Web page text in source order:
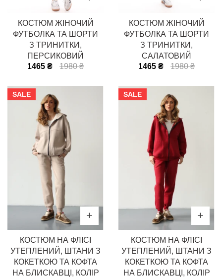
КОСТЮМ ЖІНОЧИЙ
ФУТБОЛКА ТА ШОРТИ
З ТРИНИТКИ,
ПЕРСИКОВИЙ
1465 ₴
1980 ₴
КОСТЮМ ЖІНОЧИЙ
ФУТБОЛКА ТА ШОРТИ
З ТРИНИТКИ,
САЛАТОВИЙ
1465 ₴
1980 ₴
SALE
КОСТЮМ НА ФЛІСІ
УТЕПЛЕНИЙ, ШТАНИ З
КОКЕТКОЮ ТА КОФТА
НА БЛИСКАВЦІ, КОЛІР
SALE
КОСТЮМ НА ФЛІСІ
УТЕПЛЕНИЙ, ШТАНИ З
КОКЕТКОЮ ТА КОФТА
НА БЛИСКАВЦІ, КОЛІР